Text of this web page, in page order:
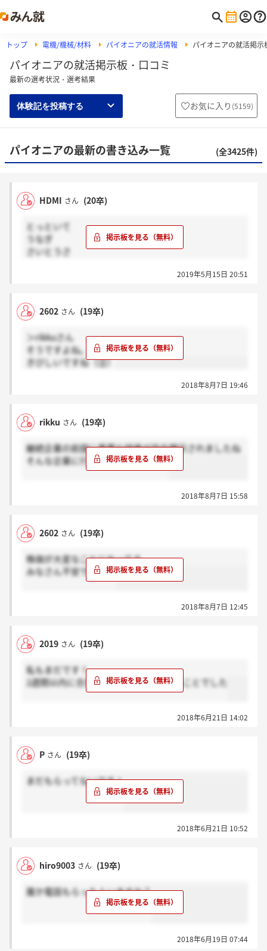
トップ 電機/機械/材料 パイオニアの就活情報 パイオニアの就活掲示
パイオニアの就活掲示板・口コミ
最新の選考状況・選考結果
体験記を投稿する お気に入り (5159)
パイオニアの最新の書き込み一覧 (全3425件)
HDMI さん (20卒)
とっといて
うなぎ
さいとうさ
2019年5月15日 20:51
2602 さん (19卒)
＞rikkuさん
そうですよね。。。。
きびしいですね（泣）
2018年8月7日 19:46
rikku さん (19卒)
継続企業の前提に重要な疑義が存在開示されましたね
そんな企業に行くって正気ですか？
2018年8月7日 15:58
2602 さん (19卒)
株価が大変なことになってる。。。。
みなさん不安ですか？
2018年8月7日 12:45
2019 さん (19卒)
私もまだです！
2週間以内に合否を連絡して頂けるとのことでした
2018年6月21日 14:02
P さん (19卒)
まだもらってないです！
2018年6月21日 10:52
hiro9003 さん (19卒)
誰か電話もらった人いますか？
2018年6月19日 07:44